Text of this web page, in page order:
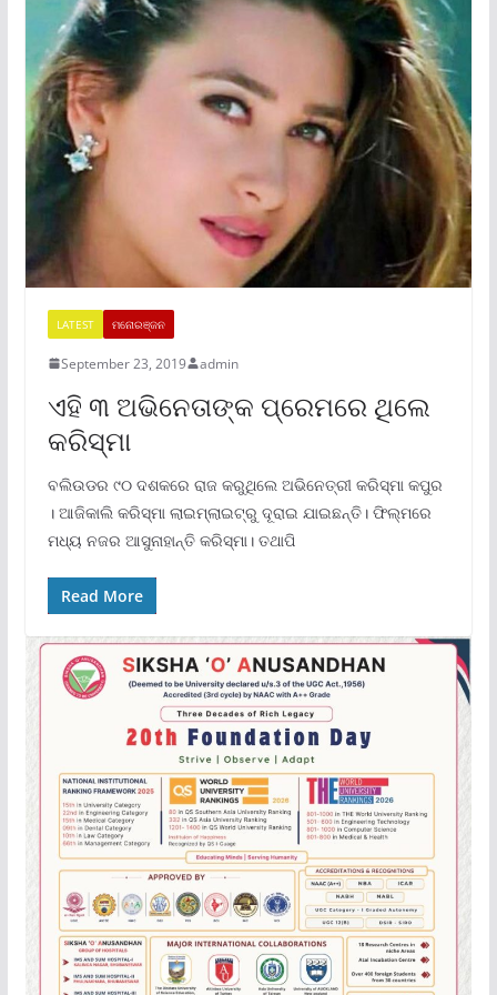
LATEST ମନୋରଞ୍ଜନ
September 23, 2019 admin
ଏହି ୩ ଅଭିନେତାଙ୍କ ପ୍ରେମରେ ଥିଲେ
କରିସ୍ମା
ବଲିଉଡର ୯୦ ଦଶକରେ ରାଜ କରୁଥିଲେ ଅଭିନେତ୍ରୀ କରିସ୍ମା କପୁର
। ଆଜିକାଲି କରିସ୍ମା ଲାଇମ୍ଲାଇଟ୍ରୁ ଦୂରାଇ ଯାଇଛନ୍ତି। ଫିଲ୍ମରେ
ମଧ୍ୟ ନଜର ଆସୁନାହାନ୍ତି କରିସ୍ମା। ତଥାପି
Read More